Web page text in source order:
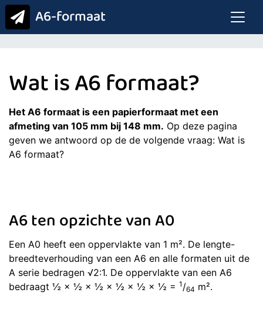
A6-formaat
Wat is A6 formaat?
Het A6 formaat is een papierformaat met een
afmeting van 105 mm bij 148 mm. Op deze pagina
geven we antwoord op de de volgende vraag: Wat is
A6 formaat?
A6 ten opzichte van A0
Een A0 heeft een oppervlakte van 1 m². De lengte-
breedteverhouding van een A6 en alle formaten uit de
A serie bedragen √2:1. De oppervlakte van een A6
bedraagt ½ × ½ × ½ × ½ × ½ × ½ = 1 /64 m².